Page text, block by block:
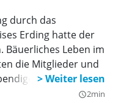
durch das
Erding hatte der
Bäuerliches Leben im
die Mitglieder und
Führung
query_builder2min